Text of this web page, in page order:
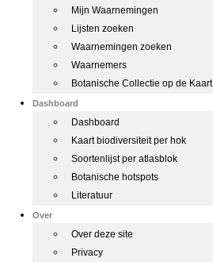
Mijn Waarnemingen
Lijsten zoeken
Waarnemingen zoeken
Waarnemers
Botanische Collectie op de Kaart
Dashboard
Dashboard
Kaart biodiversiteit per hok
Soortenlijst per atlasblok
Botanische hotspots
Literatuur
Over
Over deze site
Privacy